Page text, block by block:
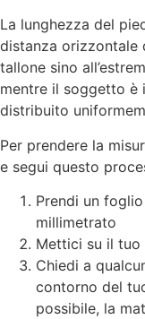
La lunghezza del
distanza orizzontale
tallone sino
mentre il soggetto è
distribuito
Per prendere la
e segui questo
Prendi un
millimetrato
Mettici su il tuo
Chiedi a
contorno del
possibile, la